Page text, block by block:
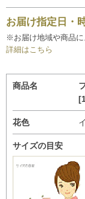
お届け指定日・
※お届け地域や商品に
詳細はこちら
商品名
花色
サイズの目安